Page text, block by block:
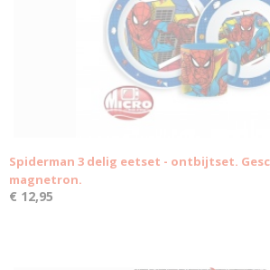
Spiderman 3 delig eetset - ontbijtset.
magnetron.
€ 12,95